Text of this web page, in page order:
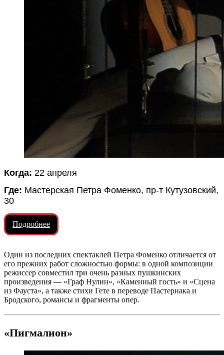
Когда: 22 апреля
Где: Мастерская Петра Фоменко, пр-т Кутузовский,
30
Подробнее
Один из последних спектаклей Петра Фоменко отличается от
его прежних работ сложностью формы: в одной композиции
режиссер совместил три очень разных пушкинских
произведения — «Граф Нулин», «Каменный гость» и «Сцена
из Фауста», а также стихи Гете в переводе Пастернака и
Бродского, романсы и фрагменты опер.
«Пигмалион»